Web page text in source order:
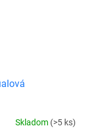
Skladom (>5 ks)